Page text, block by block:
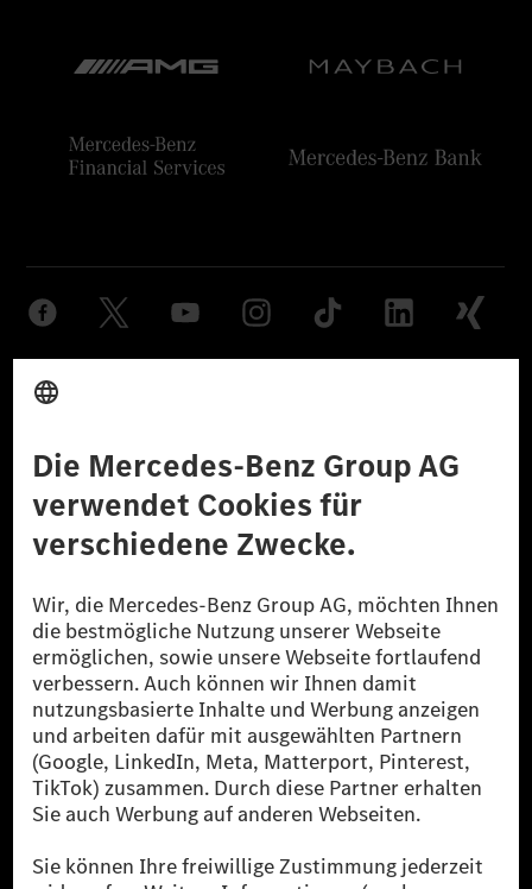
© 2026 Mercedes-Benz Group AG. Alle Rechte vorbehalten.
reduzierte CO₂-Emissionen bei der Mercedes-Benz Group durch
zertifizierte Ausgleichsprojekte kompensiert werden.
[2] Renewable Charging ist ein integraler Bestandteil von MB.CHARGE
Public in Europa, den USA, Kanada und China. Sofern an der jeweiligen
Ladestation noch kein Strom aus erneuerbaren Energien vorliegt,
verwendet Renewable Charging Grünstromzertifikate*. Diese stellen
sicher, dass für Ladevorgänge über MB.CHARGE Public eine äquivalente
Strommenge aus erneuerbaren Energien ins Stromnetz eingespeist wird.
Sie stammen ausschließlich aus Wind- und Solarkraftanlagen, die jünger
als sechs Jahre sind.
* Inkl. EKOenergy Ökolabel
* Die angegebenen Werte wurden nach dem vorgeschriebenen
Messverfahren WLTP (Worldwide harmonised Light vehicles Test